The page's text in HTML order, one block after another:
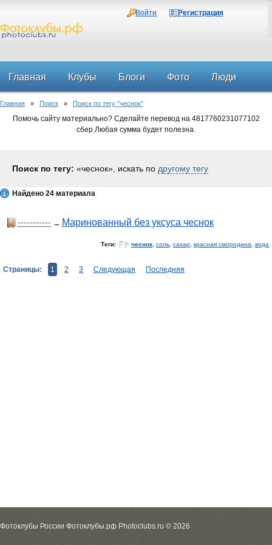
Войти Регистрация
Главная Клубы Блоги Фото Люди
Форум
Главная » Поиск » Поиск по тегу "чеснок"
Помочь сайту материально? Сделайте перевод на 4817760231077102
сбер.Любая сумма будет полезна.
Поиск по тегу: «чеснок», искать по другому тегу
Найдено 24 материала
----------- → Маринованный без уксуса чеснок
Теги: чеснок соль сахар красная смородина вода
Страницы: 1 2 3 Следующая Последняя
Фотоклубы России Фотоклубы.рф Photoclubs.ru © 2026